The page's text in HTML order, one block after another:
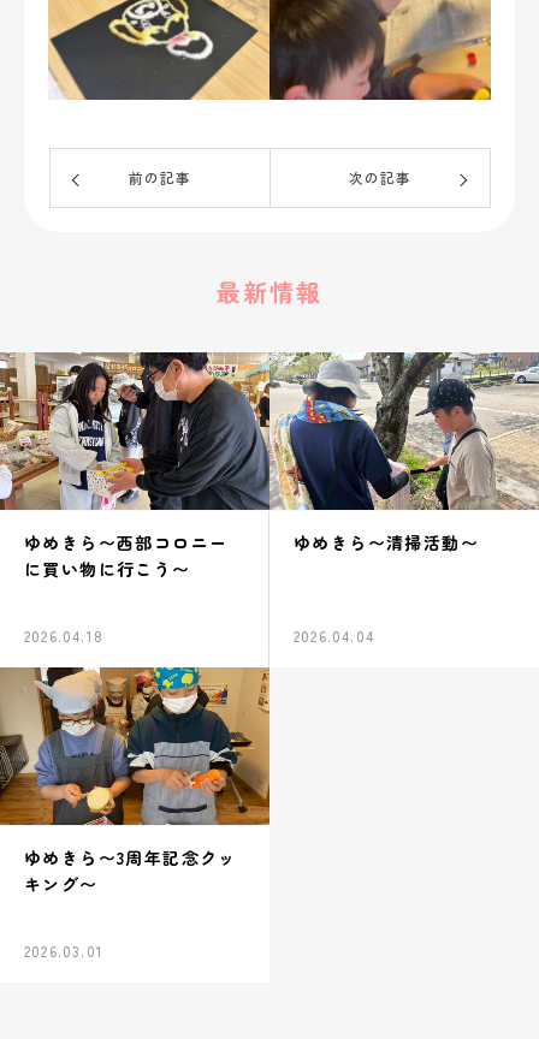
前の記事 次の記事
最新情報
ゆめきら〜西部コロニー
に買い物に行こう〜
2026.04.18
ゆめきら〜清掃活動〜
2026.04.04
ゆめきら〜3周年記念クッ
キング〜
2026.03.01